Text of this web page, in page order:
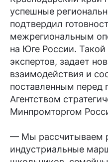
успешные
подтвердил
межрегиональным
на Юге России.
экспертов, задает
взаимодействия и
поставленным перед
Агентством
Минпромторгом
— Мы рассчитываем
индустриальные